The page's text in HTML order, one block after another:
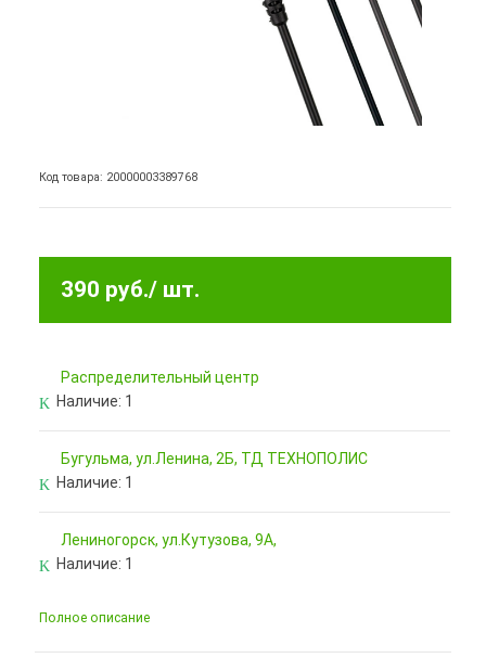
Код товара: 20000003389768
390 руб./ шт.
Pаспределительный центр
Наличие: 1
Бугульма, ул.Ленина, 2Б, ТД ТЕХНОПОЛИС
Наличие: 1
Лениногорск, ул.Кутузова, 9А,
Наличие: 1
Полное описание